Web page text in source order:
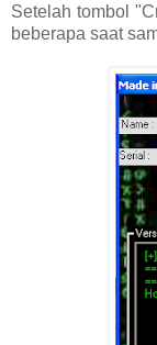
Setelah tombol
beberapa saat